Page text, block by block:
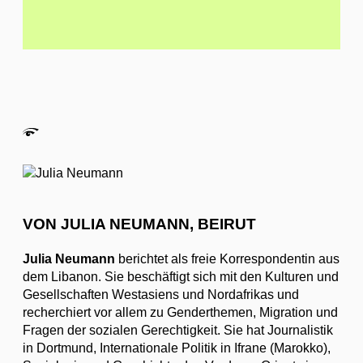
VON JULIA NEUMANN, BEIRUT
Julia Neumann berichtet als freie Korrespondentin aus
dem Libanon. Sie beschäftigt sich mit den Kulturen und
Gesellschaften Westasiens und Nordafrikas und
recherchiert vor allem zu Genderthemen, Migration und
Fragen der sozialen Gerechtigkeit. Sie hat Journalistik
in Dortmund, Internationale Politik in Ifrane (Marokko),